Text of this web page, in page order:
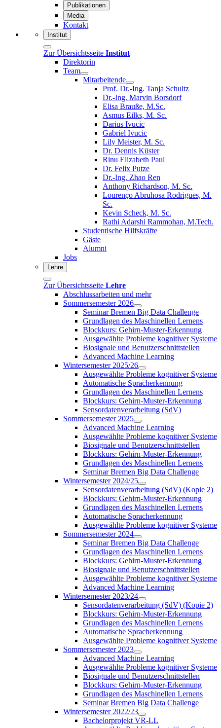
Publikationen
Media
Kontakt
Institut
Zur Übersichtsseite Institut
Direktorin
Team
Mitarbeitende
Prof. Dr.-Ing. Tanja Schultz
Dr.-Ing. Marvin Borsdorf
Elisa Brauße, M.Sc.
Asmus Eilks, M. Sc.
Darius Ivucic
Gabriel Ivucic
Lily Meister, M. Sc.
Dr. Dennis Küster
Rinu Elizabeth Paul
Dr. Felix Putze
Dr.-Ing. Zhao Ren
Anthony Richardson, M. Sc.
Lourenço Abruhosa Rodrigues, M.
Sc.
Kevin Scheck, M. Sc.
Rathi Adarshi Rammohan, M.Tech.
Studentische Hilfskräfte
Gäste
Alumni
Jobs
Lehre
Zur Übersichtsseite Lehre
Abschlussarbeiten und mehr
Sommersemester 2026
Seminar Bremen Big Data Challenge
Grundlagen des Maschinellen Lernens
Blockkurs: Gehirn-Muster-Erkennung
Ausgewählte Probleme kognitiver Systeme
Biosignale und Benutzerschnittstellen
Advanced Machine Learning
Wintersemester 2025/26
Ausgewählte Probleme kognitiver Systeme
Automatische Spracherkennung
Grundlagen des Maschinellen Lernens
Blockkurs: Gehirn-Muster-Erkennung
Sensordatenverarbeitung (SdV)
Sommersemester 2025
Advanced Machine Learning
Ausgewählte Probleme kognitiver Systeme
Biosignale und Benutzerschnittstellen
Blockkurs: Gehirn-Muster-Erkennung
Grundlagen des Maschinellen Lernens
Seminar Bremen Big Data Challenge
Wintersemester 2024/25
Sensordatenverarbeitung (SdV) (Kopie 2)
Blockkurs: Gehirn-Muster-Erkennung
Grundlagen des Maschinellen Lernens
Automatische Spracherkennung
Ausgewählte Probleme kognitiver Systeme
Sommersemester 2024
Seminar Bremen Big Data Challenge
Grundlagen des Maschinellen Lernens
Blockkurs: Gehirn-Muster-Erkennung
Biosignale und Benutzerschnittstellen
Ausgewählte Probleme kognitiver Systeme
Advanced Machine Learning
Wintersemester 2023/24
Sensordatenverarbeitung (SdV) (Kopie 2)
Blockkurs: Gehirn-Muster-Erkennung
Grundlagen des Maschinellen Lernens
Automatische Spracherkennung
Ausgewählte Probleme kognitiver Systeme
Sommersemester 2023
Advanced Machine Learning
Ausgewählte Probleme kognitiver Systeme
Biosignale und Benutzerschnittstellen
Blockkurs: Gehirn-Muster-Erkennung
Grundlagen des Maschinellen Lernens
Seminar Bremen Big Data Challenge
Wintersemester 2022/23
Bachelorprojekt VR-LL